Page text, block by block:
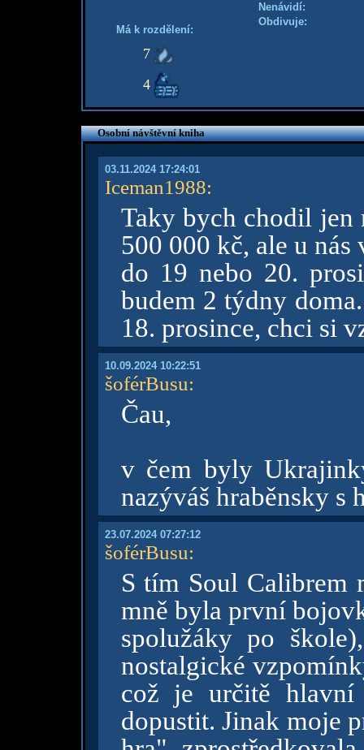
Má k rozdělení:
7
4
Nenávidí:
Obdivuje:
Osobní návštěvní kniha
03.11.2024 17:24:01
Iceman1988:
Taky bych chodil jen
500 000 kč, ale u
do 19 nebo 20.
budem 2 týdny
18. prosince, chci si
10.09.2024 10:22:51
šoférBusu:
Čau,
v čem byly
nazýváš hraběnsky s
23.07.2024 07:27:12
šoférBusu:
S tím Soul Calibrem
mně byla první
spolužáky po
nostalgické
což je určitě
dopustit. Jinak moje